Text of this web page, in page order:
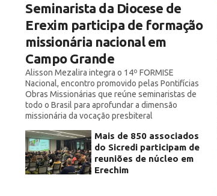
Seminarista da Diocese de
Erexim participa de formação
missionária nacional em
Campo Grande
Alisson Mezalira integra o 14º FORMISE
Nacional, encontro promovido pelas Pontifícias
Obras Missionárias que reúne seminaristas de
todo o Brasil para aprofundar a dimensão
missionária da vocação presbiteral
Mais de 850 associados
do Sicredi participam de
reuniões de núcleo em
Erechim